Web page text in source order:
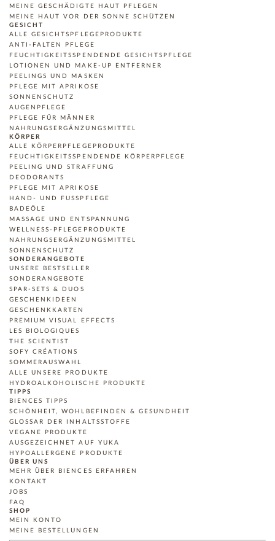
MEINE GESCHÄDIGTE HAUT PFLEGEN
MEINE HAUT VOR DER SONNE SCHÜTZEN
GESICHT
ALLE GESICHTSPFLEGEPRODUKTE
ANTI-FALTEN PFLEGE
FEUCHTIGKEITSSPENDENDE GESICHTSPFLEGE
LOTIONEN UND MAKE-UP ENTFERNER
PEELINGS UND MASKEN
PFLEGE MIT APRIKOSE
SONNENSCHUTZ
AUGENPFLEGE
PFLEGE FÜR MÄNNER
NAHRUNGSERGÄNZUNGSMITTEL
KÖRPER
ALLE KÖRPERPFLEGEPRODUKTE
FEUCHTIGKEITSSPENDENDE KÖRPERPFLEGE
PEELING UND STRAFFUNG
DEODORANTS
PFLEGE MIT APRIKOSE
HAND- UND FUSSPFLEGE
BADEÖLE
MASSAGE UND ENTSPANNUNG
WELLNESS-PFLEGEPRODUKTE
NAHRUNGSERGÄNZUNGSMITTEL
SONNENSCHUTZ
SONDERANGEBOTE
UNSERE BESTSELLER
SONDERANGEBOTE
SPAR-SETS & DUOS
GESCHENKIDEEN
GESCHENKKARTEN
PREMIUM VISUAL EFFECTS
LES BIOLOGIQUES
THE SCIENTIST
SOFY CRÉATIONS
SOMMERAUSWAHL
ALLE UNSERE PRODUKTE
HYDROALKOHOLISCHE PRODUKTE
TIPPS
BIENCES TIPPS
SCHÖNHEIT, WOHLBEFINDEN & GESUNDHEIT
GLOSSAR DER INHALTSSTOFFE
VEGANE PRODUKTE
AUSGEZEICHNET AUF YUKA
HYPOALLERGENE PRODUKTE
ÜBER UNS
MEHR ÜBER BIENCES ERFAHREN
KONTAKT
JOBS
FAQ
SHOP
MEIN KONTO
MEINE BESTELLUNGEN